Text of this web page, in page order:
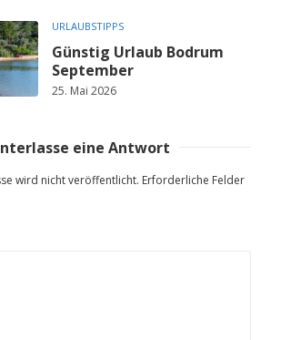
URLAUBSTIPPS
Günstig Urlaub Bodrum
September
25. Mai 2026
eine Antwort
wird nicht veröffentlicht. Erforderliche Felder